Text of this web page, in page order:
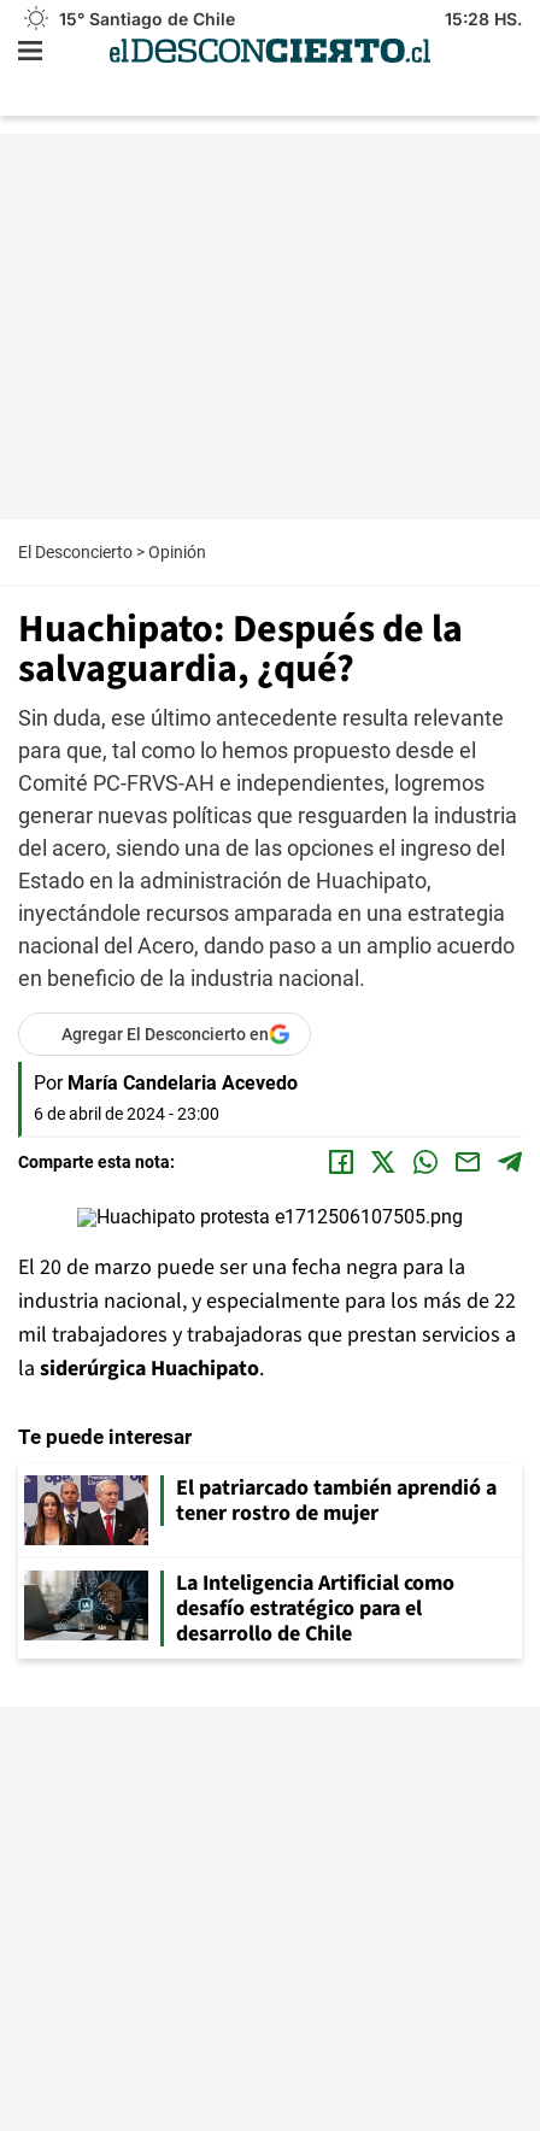
15° Santiago de Chile 15:28 HS.
El Desconcierto >Opinión
Huachipato: Después de la
salvaguardia, ¿qué?
Sin duda, ese último antecedente resulta relevante
para que, tal como lo hemos propuesto desde el
Comité PC-FRVS-AH e independientes, logremos
generar nuevas políticas que resguarden la industria
del acero, siendo una de las opciones el ingreso del
Estado en la administración de Huachipato,
inyectándole recursos amparada en una estrategia
nacional del Acero, dando paso a un amplio acuerdo
en beneficio de la industria nacional.
Agregar El Desconcierto en
Por María Candelaria Acevedo
6 de abril de 2024 - 23:00
Comparte esta nota:
El 20 de marzo puede ser una fecha negra para la
industria nacional, y especialmente para los más de 22
mil trabajadores y trabajadoras que prestan servicios a
la siderúrgica Huachipato.
Te puede interesar
El patriarcado también aprendió a
tener rostro de mujer
La Inteligencia Artificial como
desafío estratégico para el
desarrollo de Chile